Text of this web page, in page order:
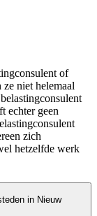
of
niet helemaal
echter geen
zich
hetzelfde werk
in Nieuw